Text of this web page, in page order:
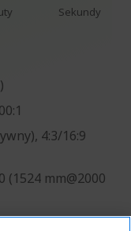
Sekundy
4:3/16:9
(1524 mm@2000
1920 ANSI lm